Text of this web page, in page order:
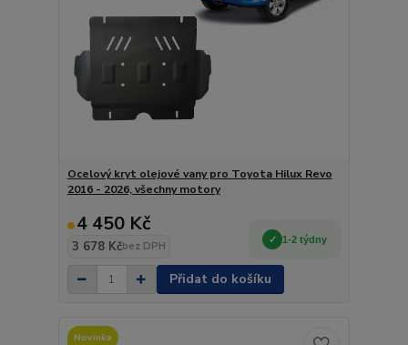
Ocelový kryt olejové vany pro Toyota Hilux Revo
2016 - 2026, všechny motory
4 450 Kč
3 678 Kčbez DPH
1-2 týdny
Přidat do košíku
Novinka